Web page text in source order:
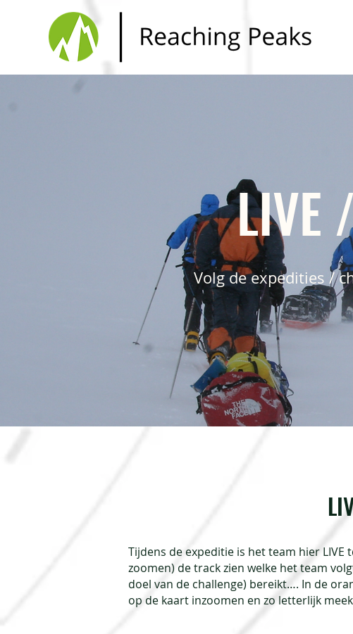
LIVE
Volg de expedities /
Tijdens de expeditie is het team hier
zoomen) de track zien welke het team
doel van de challenge) bereikt…. In de
op de kaart inzoomen en zo letterlijk